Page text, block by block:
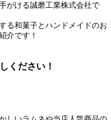
がける誠磨工業株式会社で
る和菓子とハンドメイドのお
介です！
ください！